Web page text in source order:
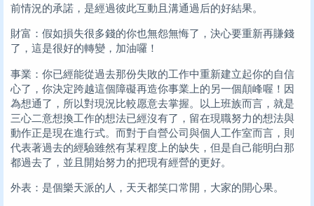
前情況的承諾，是經過彼此互動且溝通過后的好結果。
財富：假如損失很多錢的你也無怨無悔了，決心要重新再賺錢
了，這是很好的轉變，加油囉！
事業：你已經能從過去那份失敗的工作中重新建立起你的自信
心了，你決定跨越這個障礙再造你事業上的另一個顛峰喔！因
為想通了，所以對現況比較愿意去掌握。以上班族而言，就是
三心二意想換工作的想法已經沒有了，留在現職努力的想法與
動作正是現在進行式。而對于自營公司與個人工作室而言，則
代表著過去的經驗雖然有某程度上的缺失，但是自己能明白那
都過去了，並且開始努力的把現有經營的更好。
外表：是個樂天派的人，天天都笑口常開，大家的開心果。